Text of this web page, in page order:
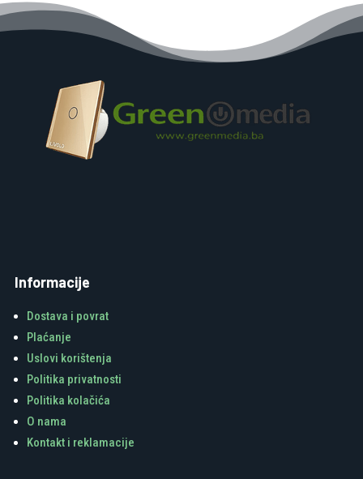
Informacije
Dostava i povrat
Plaćanje
Uslovi korištenja
Politika privatnosti
Politika kolačića
O nama
Kontakt i reklamacije